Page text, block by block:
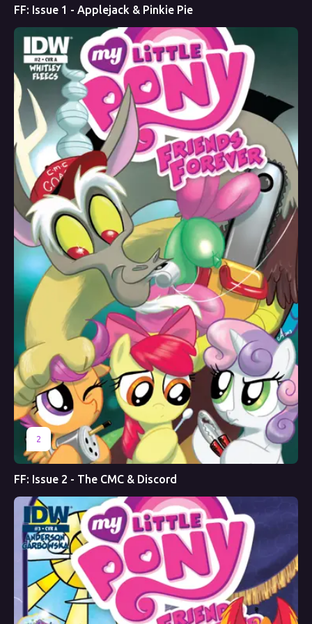
FF: Issue 1 - Applejack & Pinkie Pie
2
FF: Issue 2 - The CMC & Discord